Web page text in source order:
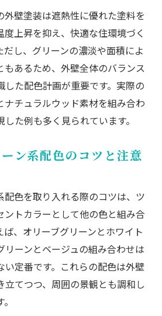
つデメリットを克服する方法
リーンのデメリットを抑える
レーなど外壁塗装の色選び対策
色の後悔を防ぐメンテナンス
ーン系の色あせとカビ対策の
ォームのデメリットを解消す
で自然体の美しさを実感
じる自然体の美しさと調和
ォームに合う外壁塗装の色選
系と相性の良い色の組み合わ
外壁塗装は遮熱性に優れた塗料を
上昇を抑え、快適な住環境づく
だし、グリーンの濃淡や面積によ
もあるため、外壁全体のバランス
した配色計画が重要です。実際の
ナチュラルウッド素材を組み合わ
た例も多く見られています。
ン系配色のコツと注意
配色を取り入れる際のコツは、ツ
ントカラーとして他の色と組み合
、オリーブグリーンとホワイト
リーンとベージュの組み合わせは
い定番です。これらの配色は外壁
立てつつ、周囲の景観とも調和し